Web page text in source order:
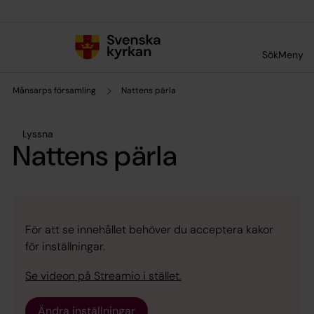
SökMeny
Månsarps församling Nattens pärla
Lyssna
Nattens pärla
För att se innehållet behöver du acceptera kakor
för inställningar.
Se videon på Streamio i stället.
Ändra inställningar